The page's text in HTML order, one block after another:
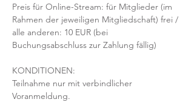
Preis für Online-Stream: für Mitglieder (im
Rahmen der jeweiligen Mitgliedschaft) frei /
alle anderen: 10 EUR (bei
Buchungsabschluss zur Zahlung fällig)
KONDITIONEN:
Teilnahme nur mit verbindlicher
Voranmeldung.